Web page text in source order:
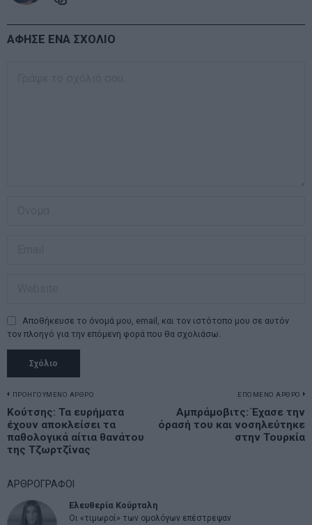
ΑΦΗΣΕ ΕΝΑ ΣΧΟΛΙΟ
Αποθήκευσε το όνομά μου, email, και τον ιστότοπο μου σε αυτόν
τον πλοηγό για την επόμενη φορά που θα σχολιάσω.
Πλοήγηση
άρθρων
ΠΡΟΗΓΟΥΜΕΝΟ ΑΡΘΡΟ
Previous
post:
Κούτσης: Τα ευρήματα
έχουν αποκλείσει τα
παθολογικά αίτια θανάτου
της Τζωρτζίνας
ΕΠΟΜΕΝΟ ΑΡΘΡΟ
Αμπράμοβιτς: Έχασε την
όρασή του και νοσηλεύτηκε
στην Τουρκία
ΑΡΘΡΟΓΡΑΦΟΙ
Ελευθερία Κούρταλη
Οι «τιμωροί» των ομολόγων επέστρεψαν